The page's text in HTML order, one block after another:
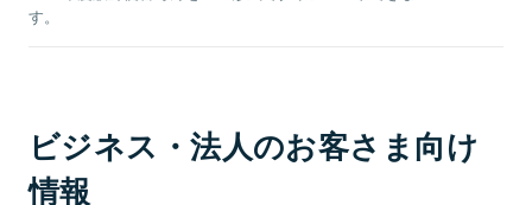
す。
ビジネス・法人のお客さま向け
情報